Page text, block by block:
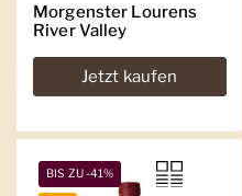
Morgenster Lourens
River Valley
Jetzt kaufen
BIS ZU -41%